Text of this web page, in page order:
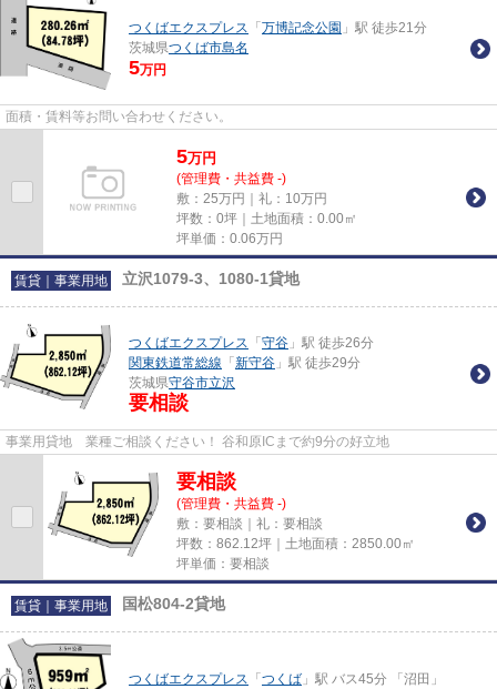
つくばエクスプレス 「 万博記念公園 」駅 徒歩21分
茨城県つくば市島名
5万円
面積・賃料等お問い合わせください。
5万円
(管理費・共益費 -)
敷：25万円｜礼：10万円
坪数：0坪｜土地面積：0.00㎡
坪単価： 0.06万円
賃貸｜事業用地 立沢1079-3、1080-1貸地
つくばエクスプレス 「 守谷 」駅 徒歩26分
関東鉄道常総線 「 新守谷 」駅 徒歩29分
茨城県守谷市立沢
要相談
事業用貸地 業種ご相談ください！ 谷和原ICまで約9分の好立地
要相談
(管理費・共益費 -)
敷：要相談｜礼：要相談
坪数：862.12坪｜土地面積：2850.00㎡
坪単価：要相談
賃貸｜事業用地 国松804-2貸地
つくばエクスプレス 「 つくば 」駅 バス45分 「沼田」